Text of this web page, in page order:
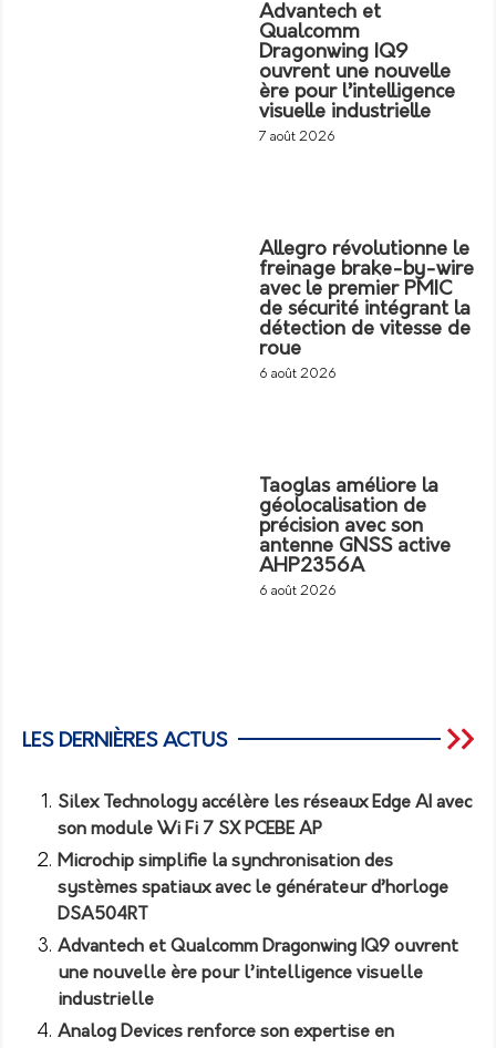
Advantech et
Qualcomm
Dragonwing IQ9
ouvrent une nouvelle
ère pour l’intelligence
visuelle industrielle
7 août 2026
Allegro révolutionne le
freinage brake-by-wire
avec le premier PMIC
de sécurité intégrant la
détection de vitesse de
roue
6 août 2026
Taoglas améliore la
géolocalisation de
précision avec son
antenne GNSS active
AHP2356A
6 août 2026
LES DERNIÈRES ACTUS
Silex Technology accélère les réseaux Edge AI avec
son module Wi Fi 7 SX PCEBE AP
Microchip simplifie la synchronisation des
systèmes spatiaux avec le générateur d’horloge
DSA504RT
Advantech et Qualcomm Dragonwing IQ9 ouvrent
une nouvelle ère pour l’intelligence visuelle
industrielle
Analog Devices renforce son expertise en